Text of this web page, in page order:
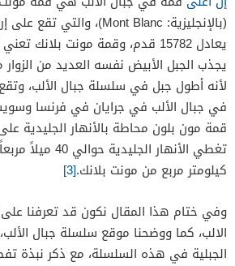
يعادل 15782 قدم، وقمة مونت بلانك
يجذب الجبل الأبيض نفسه العديد من الزوار
لأنه أطول جبل في سلسلة جبال الألب،
في جبال الألب في جرايان في فرنسا
قمة مون بلون محاطة بالأنهار الجليدية
كيلومتر مربع من مونت بلانك.[3]
وفي ختام هذا المقال نكون قد تعرفنا
الالب، كما ووضحنا موقع سلسلة جبال
الجبلية في هذه السلسلة، مع ذكر نبذة